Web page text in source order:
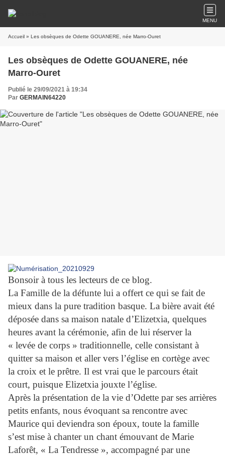
MENU
Accueil » Les obsèques de Odette GOUANERE, née Marro-Ouret
Les obsèques de Odette GOUANERE, née
Marro-Ouret
Publié le 29/09/2021 à 19:34
Par GERMAIN64220
Bonsoir à tous les lecteurs de ce blog.
La Famille de la défunte lui a offert ce qui se fait de
mieux dans la pure tradition basque. La bière avait été
déposée dans sa maison natale d’Elizetxia, quelques
heures avant la cérémonie, afin de lui réserver la
« levée de corps » traditionnelle, celle consistant à
quitter sa maison et aller vers l’église en cortège avec
la croix et le prêtre. Il est vrai que le parcours était
court, puisque Elizetxia jouxte l’église.
Après la présentation de la vie d’Odette par ses arrières
petits enfants, nous évoquant sa rencontre avec
Maurice qui deviendra son époux, toute la famille
s’est mise à chanter un chant émouvant de Marie
Laforêt, « La Tendresse », accompagné par une